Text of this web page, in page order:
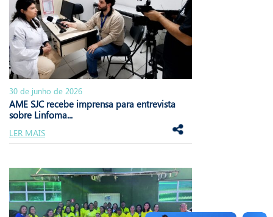
30 de junho de 2026
AME SJC recebe imprensa para entrevista
sobre Linfoma...
LER MAIS